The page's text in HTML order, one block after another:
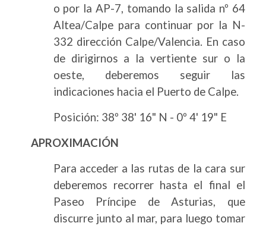
o por la AP-7, tomando la salida nº 64
Altea/Calpe para continuar por la N-
332 dirección Calpe/Valencia. En caso
de dirigirnos a la vertiente sur o la
oeste, deberemos seguir las
indicaciones hacia el Puerto de Calpe.
Posición: 38º 38' 16" N - 0º 4' 19" E
APROXIMACIÓN
Para acceder a las rutas de la cara sur
deberemos recorrer hasta el final el
Paseo Príncipe de Asturias, que
discurre junto al mar, para luego tomar